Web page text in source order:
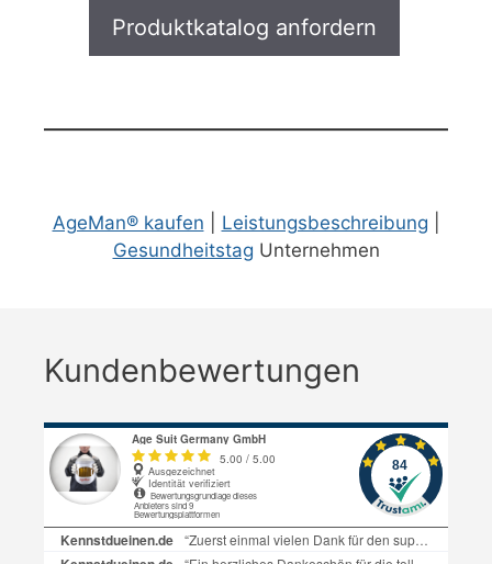
AgeMan® kaufen Leistungsbeschreibung
Gesundheitstag Unternehmen
Kundenbewertungen